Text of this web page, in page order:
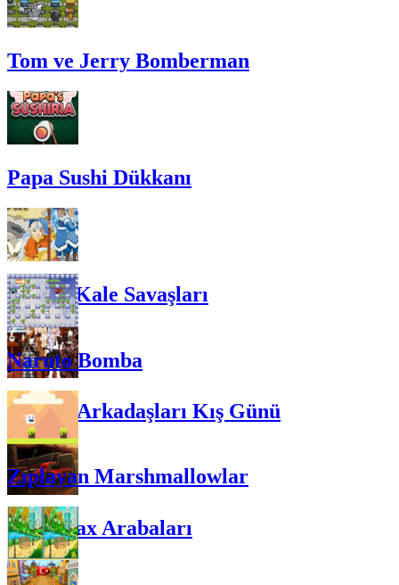
Tom ve Jerry Bomberman
Papa Sushi Dükkanı
Avatar Kale Savaşları
Elsa ve Arkadaşları Kış Günü
Mad Max Arabaları
Naruto Bomba
Zıplayan Marshmallowlar